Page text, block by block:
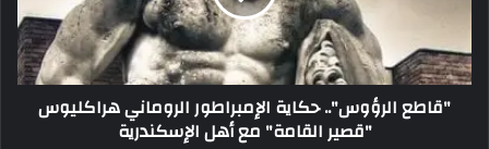
"قاطع الرؤوس".. حكاية الإمبراطور الروماني هراكليوس
"قصير القامة" مع أهل الإسكندرية